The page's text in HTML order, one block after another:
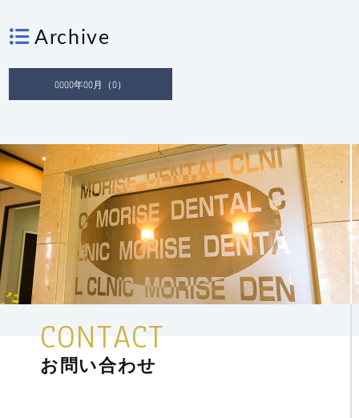
Archive
0000年00月（0）
CONTACT
お問い合わせ